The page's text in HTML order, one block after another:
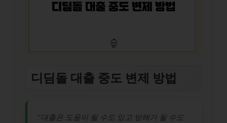
디딤돌 대출 중도 변제 방법
“대출은 도움이 될 수도 있고 방해가 될 수도